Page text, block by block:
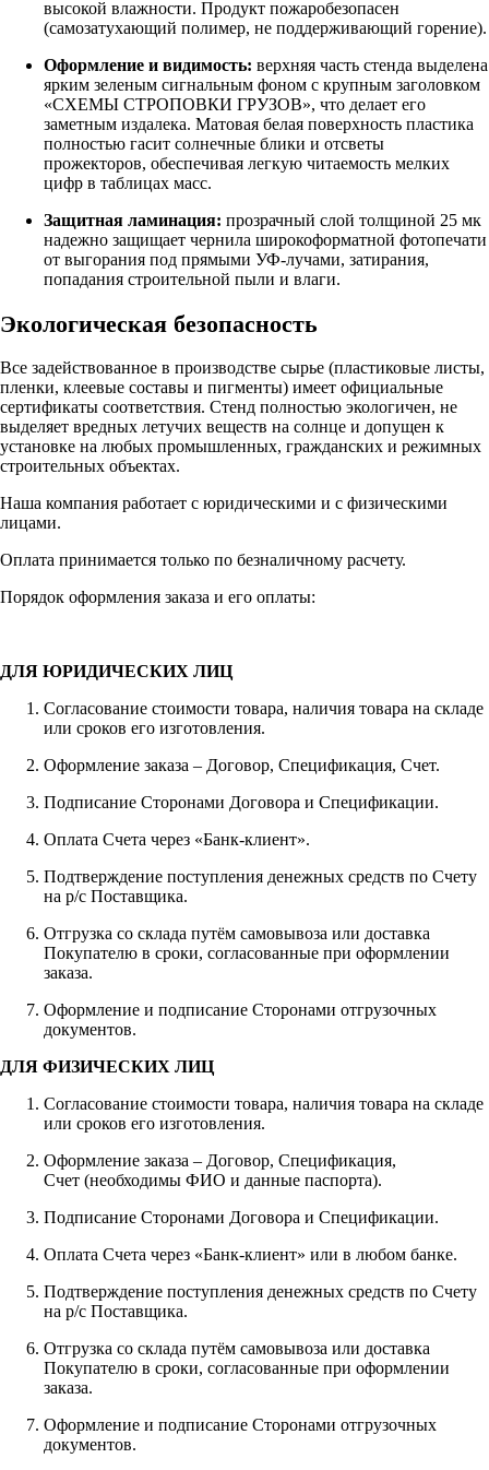
высокой влажности. Продукт пожаробезопасен
(самозатухающий полимер, не поддерживающий горение).
Оформление и видимость: верхняя часть стенда выделена
ярким зеленым сигнальным фоном с крупным заголовком
«СХЕМЫ СТРОПОВКИ ГРУЗОВ», что делает его
заметным издалека. Матовая белая поверхность пластика
полностью гасит солнечные блики и отсветы
прожекторов, обеспечивая легкую читаемость мелких
цифр в таблицах масс.
Защитная ламинация: прозрачный слой толщиной 25 мк
надежно защищает чернила широкоформатной фотопечати
от выгорания под прямыми УФ-лучами, затирания,
попадания строительной пыли и влаги.
Экологическая безопасность
Все задействованное в производстве сырье (пластиковые листы,
пленки, клеевые составы и пигменты) имеет официальные
сертификаты соответствия. Стенд полностью экологичен, не
выделяет вредных летучих веществ на солнце и допущен к
установке на любых промышленных, гражданских и режимных
строительных объектах.
Наша компания работает с юридическими и с физическими
лицами.
Оплата принимается только по безналичному расчету.
Порядок оформления заказа и его оплаты:
ДЛЯ ЮРИДИЧЕСКИХ ЛИЦ
Согласование стоимости товара, наличия товара на складе
или сроков его изготовления.
Оформление заказа – Договор, Спецификация, Счет.
Подписание Сторонами Договора и Спецификации.
Оплата Счета через «Банк-клиент».
Подтверждение поступления денежных средств по Счету
на р/с Поставщика.
Отгрузка со склада путём самовывоза или доставка
Покупателю в сроки, согласованные при оформлении
заказа.
Оформление и подписание Сторонами отгрузочных
документов.
ДЛЯ ФИЗИЧЕСКИХ ЛИЦ
Согласование стоимости товара, наличия товара на складе
или сроков его изготовления.
Оформление заказа – Договор, Спецификация,
Счет (необходимы ФИО и данные паспорта).
Подписание Сторонами Договора и Спецификации.
Оплата Счета через «Банк-клиент» или в любом банке.
Подтверждение поступления денежных средств по Счету
на р/с Поставщика.
Отгрузка со склада путём самовывоза или доставка
Покупателю в сроки, согласованные при оформлении
заказа.
Оформление и подписание Сторонами отгрузочных
документов.